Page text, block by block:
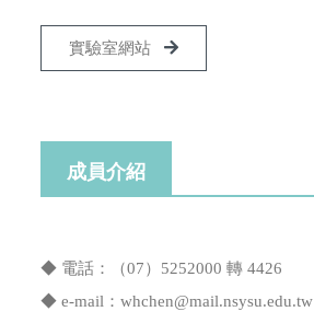
實驗室網站
成員介紹
◆ 電話：（07）5252000 轉 4426
◆ e-mail：whchen@mail.nsysu.edu.tw